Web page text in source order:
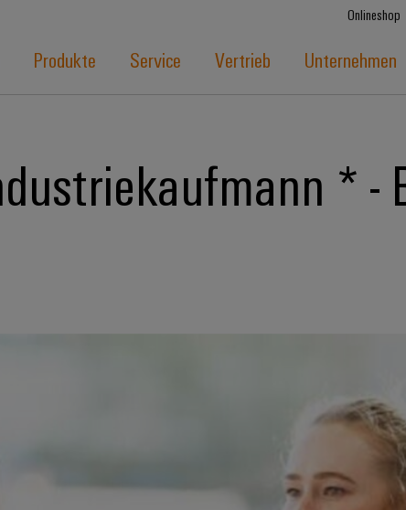
Onlineshop
Produkte Service Vertrieb Unternehmen
*